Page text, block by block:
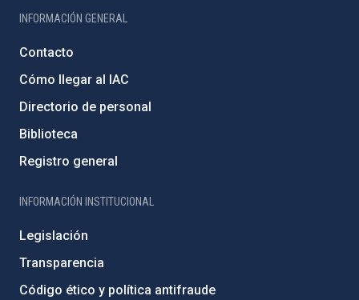
INFORMACIÓN GENERAL
Contacto
Cómo llegar al IAC
Directorio de personal
Biblioteca
Registro general
INFORMACIÓN INSTITUCIONAL
Legislación
Transparencia
Código ético y política antifraude